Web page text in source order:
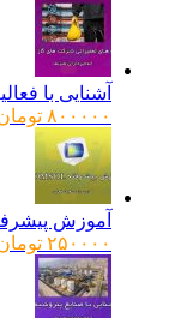
آشنایی با
۸۰۰۰۰۰ تومان
آموزش پیشرفته
۲۵۰۰۰۰ تومان